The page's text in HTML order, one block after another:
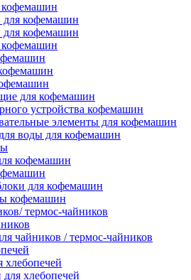
для кофемашин
для кофемашин
для кофемашин
устройства кофемашин
элементы для кофемашин
воды для кофемашин
кофемашин
для кофемашин
кофемашин
термос-чайников
чайников / термос-чайников
хлебопечей
хлебопечей